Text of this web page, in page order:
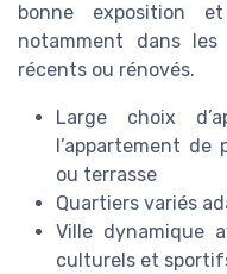
bonne exposition
notamment dans les
récents ou rénovés.
Large choix
l’appartement de
ou terrasse
Quartiers variés
Ville dynamique
culturels et